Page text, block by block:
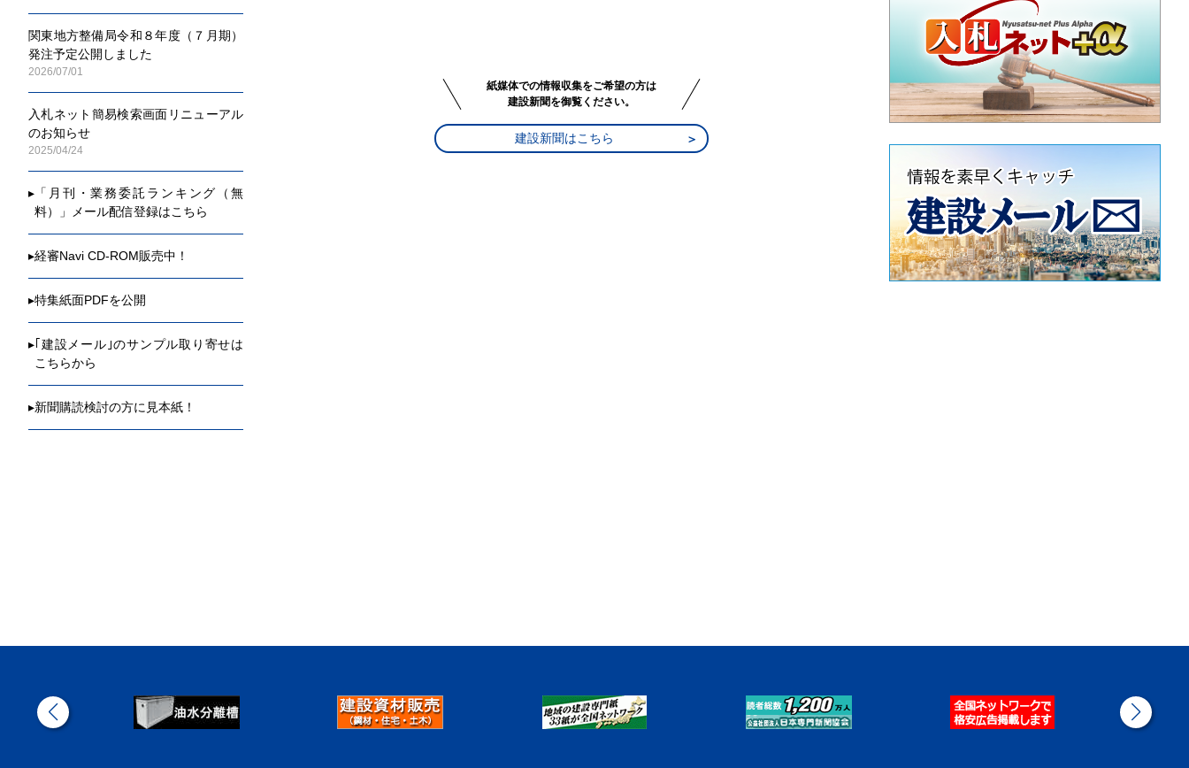
関東地方整備局令和８年度（７月期）
発注予定公開しました
2026/07/01
入札ネット簡易検索画面リニューアル
のお知らせ
2025/04/24
▸ 「月刊・業務委託ランキング（無
料）」メール配信登録はこちら
▸経審Navi CD-ROM販売中！
▸特集紙面PDFを公開
▸ ｢建設メール｣のサンプル取り寄せは
こちらから
▸新聞購読検討の方に見本紙！
紙媒体での情報収集をご希望の方は
建設新聞を御覧ください。
建設新聞はこちら